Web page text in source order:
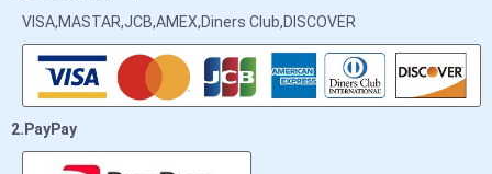
VISA,MASTAR,JCB,AMEX,Diners Club,DISCOVER
2.PayPay